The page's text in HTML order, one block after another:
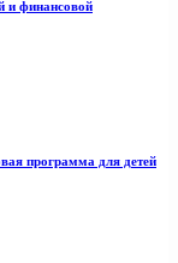
и финансовой
программа для детей